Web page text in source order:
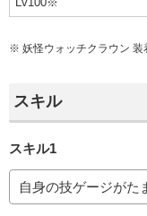
※ 妖怪ウォッチクラウン 装
スキル
スキル1
自身の技ゲージがた